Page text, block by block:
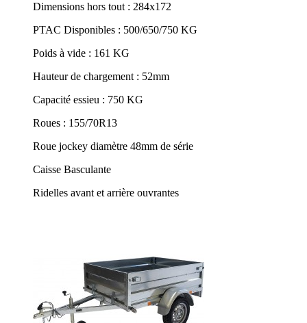
Dimensions hors tout : 284x172
PTAC Disponibles : 500/650/750 KG
Poids à vide : 161 KG
Hauteur de chargement : 52mm
Capacité essieu : 750 KG
Roues : 155/70R13
Roue jockey diamètre 48mm de série
Caisse Basculante
Ridelles avant et arrière ouvrantes